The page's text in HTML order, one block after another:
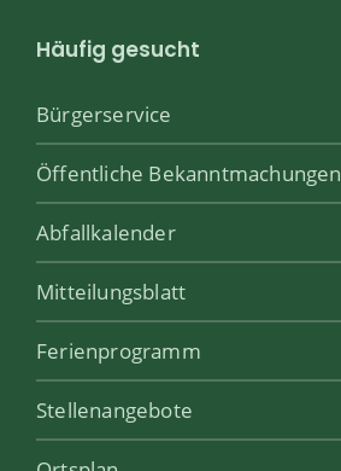
Häufig gesucht
Bürgerservice
Öffentliche Bekanntmachungen
Abfallkalender
Mitteilungsblatt
Ferienprogramm
Stellenangebote